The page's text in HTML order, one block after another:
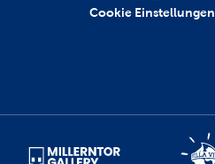
Cookie Einstellungen